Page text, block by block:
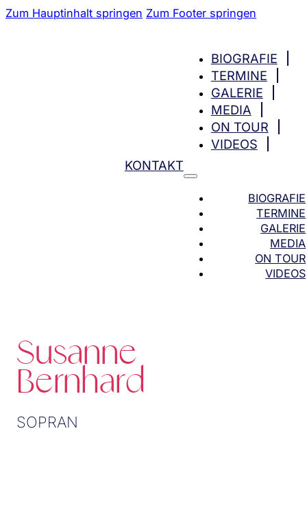
Zum Hauptinhalt springen Zum Footer springen
BIOGRAFIE
TERMINE
GALERIE
MEDIA
ON TOUR
VIDEOS
BIOGRAFIE
TERMINE
GALERIE
MEDIA
ON TOUR
VIDEOS
KONTAKT
Susanne
Bernhard
SOPRAN